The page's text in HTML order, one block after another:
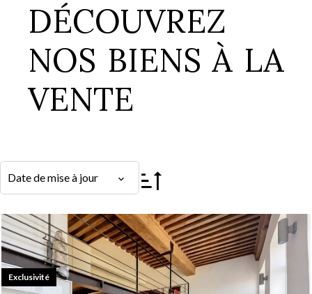
DÉCOUVREZ
NOS BIENS À LA
VENTE
Date de mise à jour
Exclusivité